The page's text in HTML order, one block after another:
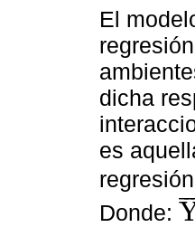
El
dicha
es
Donde: ¯
¯
Y¯